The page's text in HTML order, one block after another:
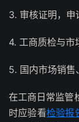
3. 审核证明，申
4. 工商质检与市
5. 国内市场销售
在工商日常监管
时应验看检验报